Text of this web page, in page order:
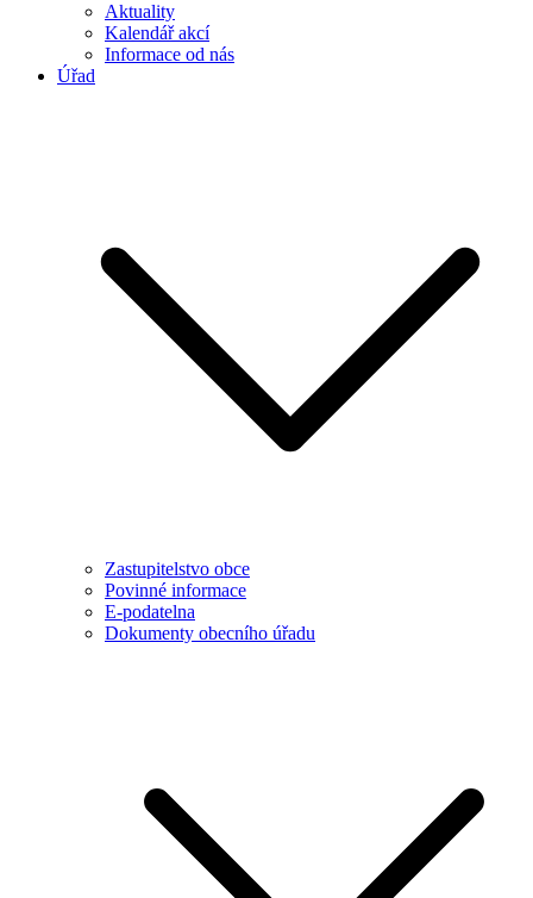
Aktuality
Kalendář akcí
Informace od nás
Úřad
Zastupitelstvo obce
Povinné informace
E-podatelna
Dokumenty obecního úřadu